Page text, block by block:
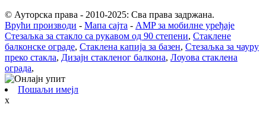
© Ауторска права - 2010-2025: Сва права задржана.
Врући производи - Мапа сајта - AMP за мобилне уређаје
Стезаљка за стакло са рукавом од 90 степени, Стаклене
балконске ограде, Стаклена капија за базен, Стезаљка за чауру
преко стакла, Дизајн стакленог балкона, Лоуова стаклена
ограда,
Пошаљи имејл
x